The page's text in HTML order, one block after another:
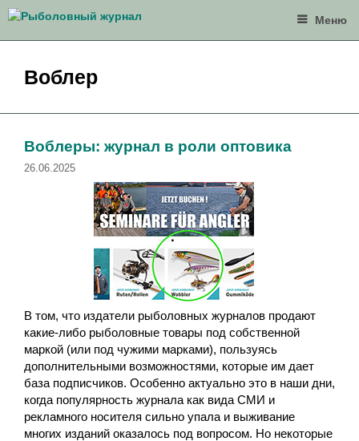
Перейти
содержимому
Меню
Воблер
Воблеры: журнал в роли оптовика
26.06.2025
В том, что издатели рыболовных журналов продают
какие-либо рыболовные товары под собственной
маркой (или под чужими марками), пользуясь
дополнительными возможностями, которые им дает
база подписчиков. Особенно актуально это в наши дни,
когда популярность журнала как вида СМИ и
рекламного носителя сильно упала и выживание
многих изданий оказалось под вопросом. Но некоторые